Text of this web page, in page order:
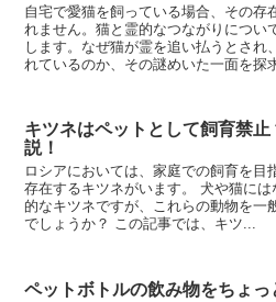
自宅で愛猫を飼っている場合、その存
れません。猫と霊的なつながりについ
します。なぜ猫が霊を追い払うとされ
れているのか、その謎めいた一面を探
キツネはペットとして飼育禁
説！
ロシアにおいては、家庭での飼育を目
存在するキツネがいます。 犬や猫に
的なキツネですが、これらの動物を一
でしょうか？ この記事では、キツ...
ペットボトルの飲み物をちょっ